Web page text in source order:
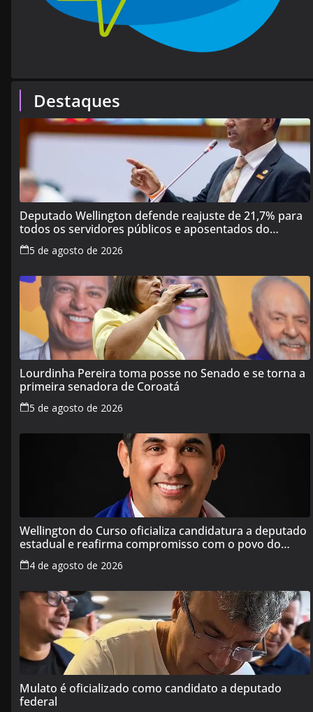
Destaques
Deputado Wellington defende reajuste de 21,7% para
todos os servidores públicos e aposentados do
Maranhão
5 de agosto de 2026
Lourdinha Pereira toma posse no Senado e se torna a
primeira senadora de Coroatá
5 de agosto de 2026
Wellington do Curso oficializa candidatura a deputado
estadual e reafirma compromisso com o povo do
Maranhão
4 de agosto de 2026
Mulato é oficializado como candidato a deputado
federal